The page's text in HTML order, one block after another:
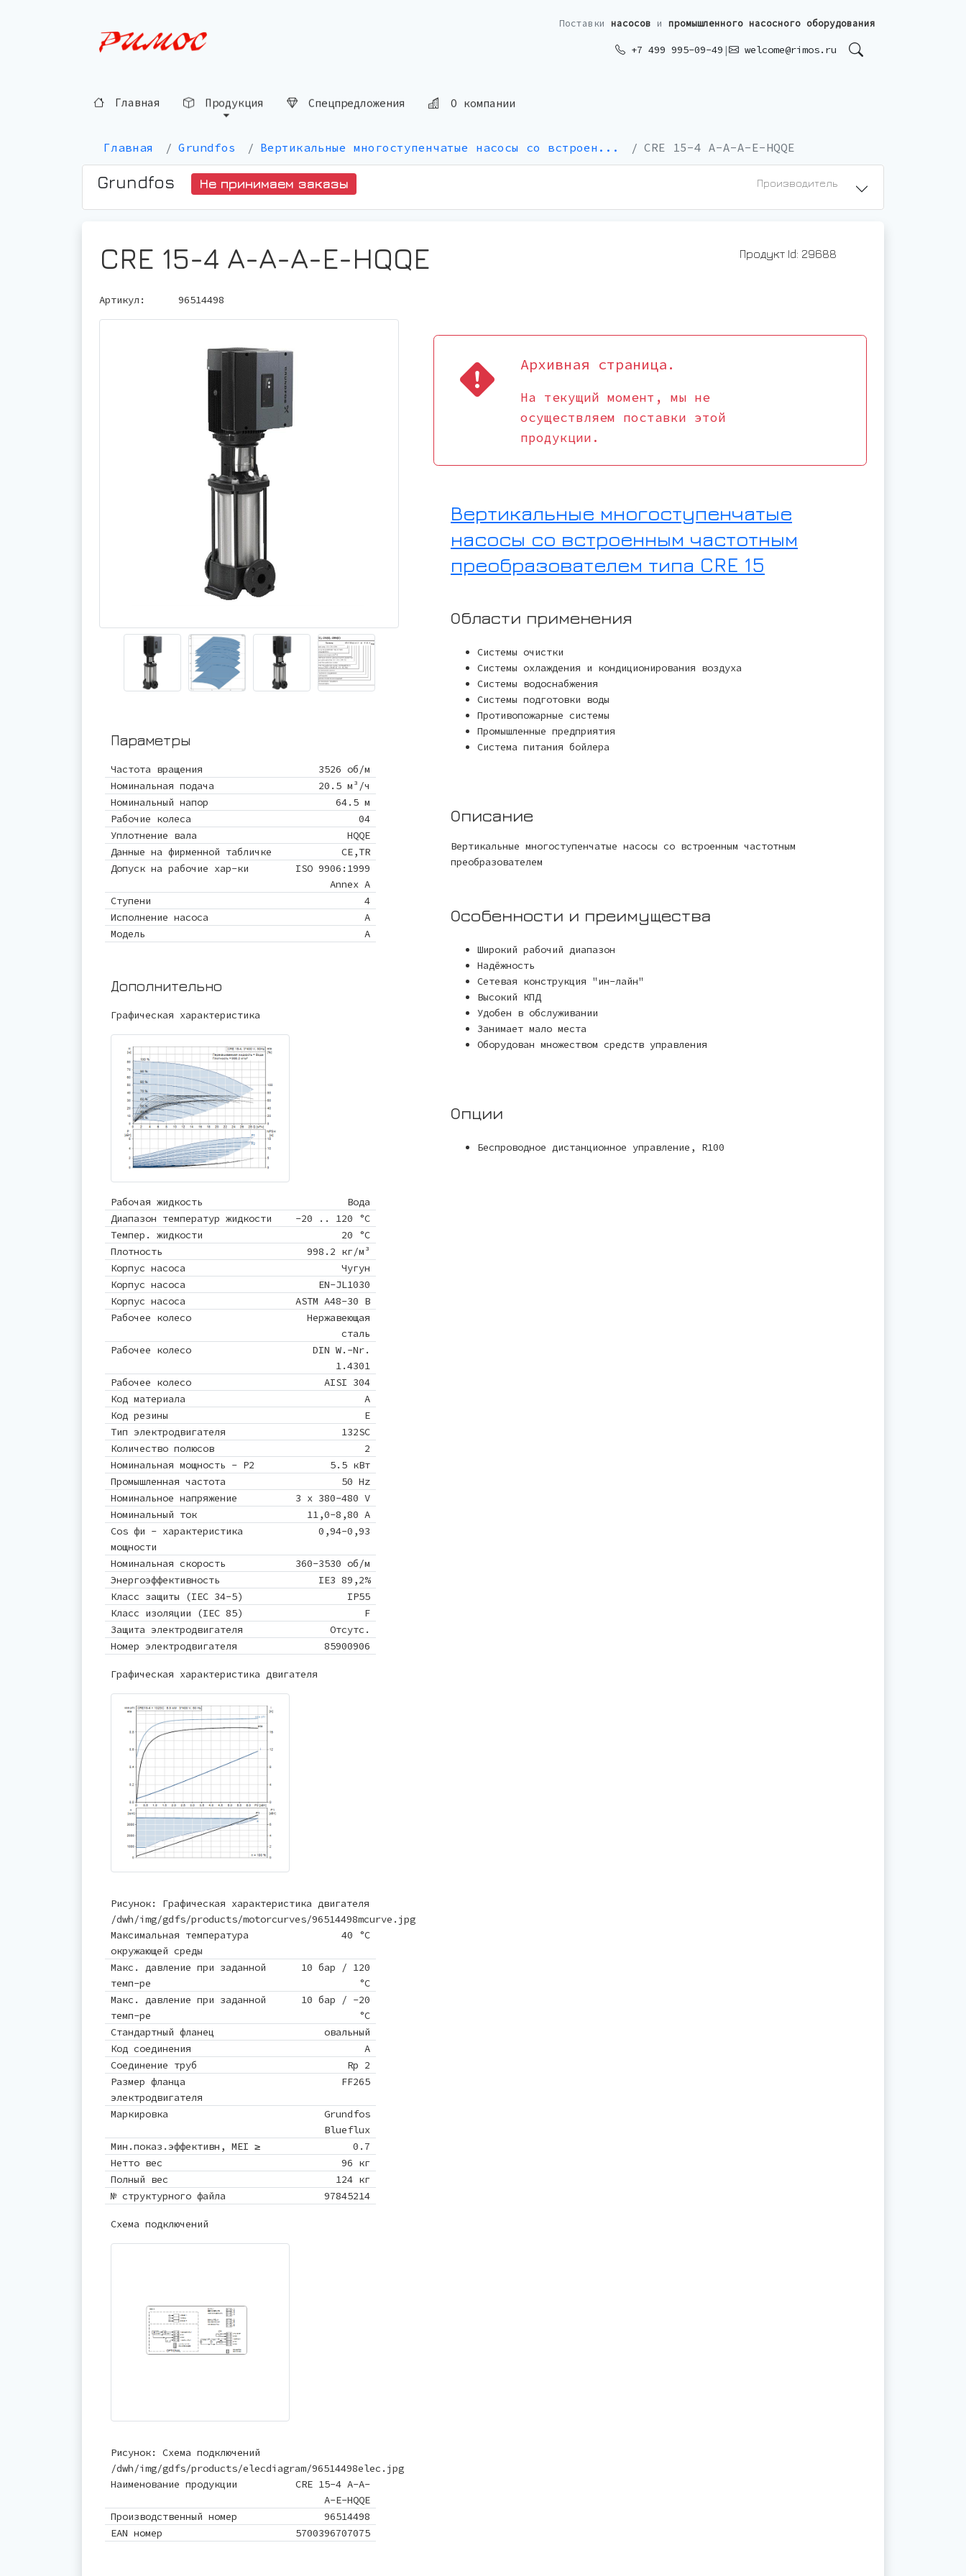
Поставки насосов и промышленного насосного оборудования
+7 499 995-09-49 | welcome@rimos.ru
Главная Продукция Спецпредложения О компании
Главная Grundfos Вертикальные многоступенчатые насосы со встроен... CRE 15-4 A-A-A-E-HQQE
Grundfos Не принимаем заказы Производитель
CRE 15-4 A-A-A-E-HQQE Продукт Id: 29688
Артикул: 96514498
Параметры
Частота вращения
3526 об/м
Номинальная подача
20.5 м³/ч
Номинальный напор
64.5 м
Рабочие колеса
04
Уплотнение вала
HQQE
Данные на фирменной табличке
CE,TR
Допуск на рабочие хар-ки
ISO 9906:1999
Annex A
Ступени
4
Исполнение насоса
A
Модель
A
Дополнительно
Графическая характеристика
Рабочая жидкость
Вода
Диапазон температур жидкости
-20 .. 120 °C
Темпер. жидкости
20 °C
Плотность
998.2 кг/м³
Корпус насоса
Чугун
Корпус насоса
EN-JL1030
Корпус насоса
ASTM A48-30 B
Рабочее колесо
Нержавеющая
сталь
Рабочее колесо
DIN W.-Nr.
1.4301
Рабочее колесо
AISI 304
Код материала
A
Код резины
E
Тип электродвигателя
132SC
Количество полюсов
2
Номинальная мощность - P2
5.5 кВт
Промышленная частота
50 Hz
Номинальное напряжение
3 x 380-480 V
Номинальный ток
11,0-8,80 A
Cos фи - характеристика
мощности
0,94-0,93
Номинальная скорость
360-3530 об/м
Энергоэффективность
IE3 89,2%
Класс защиты (IEC 34-5)
IP55
Класс изоляции (IEC 85)
F
Защита электродвигателя
Отсутс.
Номер электродвигателя
85900906
Графическая характеристика двигателя
Рисунок: Графическая характеристика двигателя
/dwh/img/gdfs/products/motorcurves/96514498mcurve.jpg
Максимальная температура
окружающей среды
40 °C
Макс. давление при заданной
темп-ре
10 бар / 120
°C
Макс. давление при заданной
темп-ре
10 бар / -20
°C
Стандартный фланец
овальный
Код соединения
A
Соединение труб
Rp 2
Размер фланца
электродвигателя
FF265
Маркировка
Grundfos
Blueflux
Мин.показ.эффективн, MEI ≥
0.7
Нетто вес
96 кг
Полный вес
124 кг
№ структурного файла
97845214
Схема подключений
Рисунок: Схема подключений
/dwh/img/gdfs/products/elecdiagram/96514498elec.jpg
Наименование продукции
CRE 15-4 A-A-
A-E-HQQE
Производственный номер
96514498
EAN номер
5700396707075
Архивная страница.
На текущий момент, мы не
осуществляем поставки этой
продукции.
Вертикальные многоступенчатые
насосы со встроенным частотным
преобразователем типа CRE 15
Области применения
Системы очистки
Системы охлаждения и кондиционирования воздуха
Системы водоснабжения
Системы подготовки воды
Противопожарные системы
Промышленные предприятия
Система питания бойлера
Описание
Вертикальные многоступенчатые насосы со встроенным частотным
преобразователем
Особенности и преимущества
Широкий рабочий диапазон
Надёжность
Сетевая конструкция "ин-лайн"
Высокий КПД
Удобен в обслуживании
Занимает мало места
Оборудован множеством средств управления
Опции
Беспроводное дистанционное управление, R100